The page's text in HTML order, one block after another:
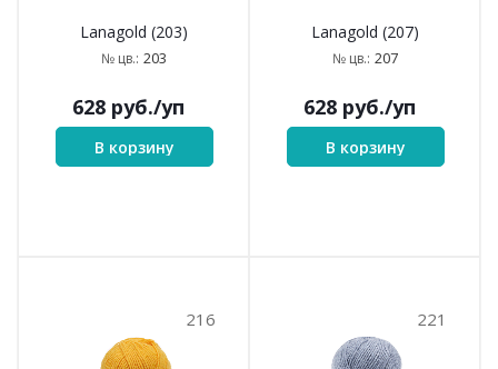
Lanagold (203)
№ цв.: 203
628 руб./уп
В корзину
Lanagold (207)
№ цв.: 207
628 руб./уп
В корзину
216 221